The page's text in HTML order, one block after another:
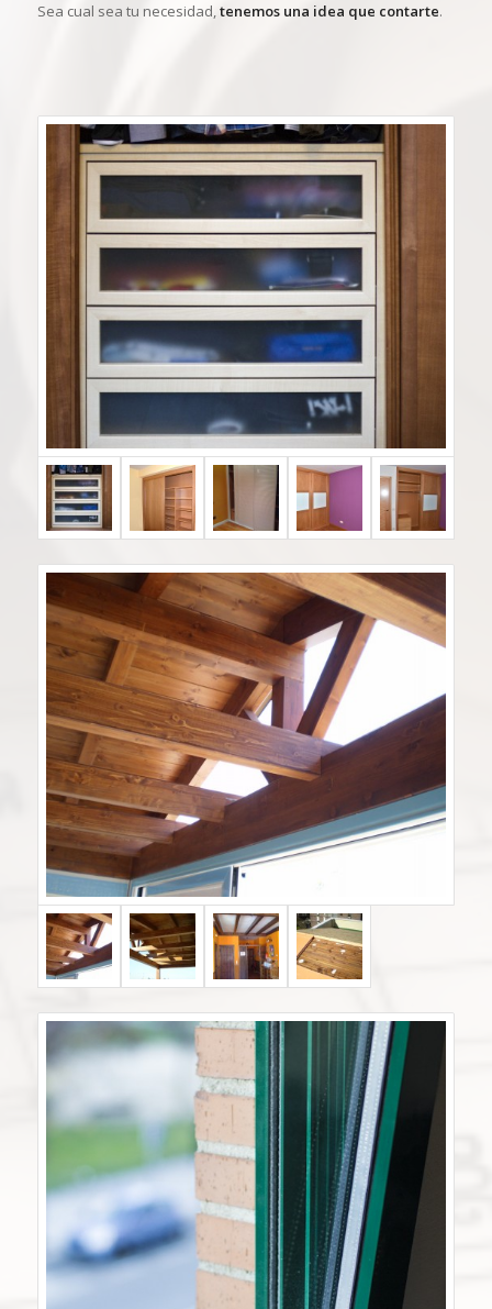
Sea cual sea tu necesidad,tenemos una idea que contarte.